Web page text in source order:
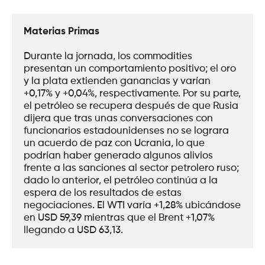
Materias Primas
Durante la jornada, los commodities
presentan un comportamiento positivo; el oro
y la plata extienden ganancias y varían
+0,17% y +0,04%, respectivamente. Por su parte,
el petróleo se recupera después de que Rusia
dijera que tras unas conversaciones con
funcionarios estadounidenses no se lograra
un acuerdo de paz con Ucrania, lo que
podrían haber generado algunos alivios
frente a las sanciones al sector petrolero ruso;
dado lo anterior, el petróleo continúa a la
espera de los resultados de estas
negociaciones. El WTI varía +1,28% ubicándose
en USD 59,39 mientras que el Brent +1,07%
llegando a USD 63,13.